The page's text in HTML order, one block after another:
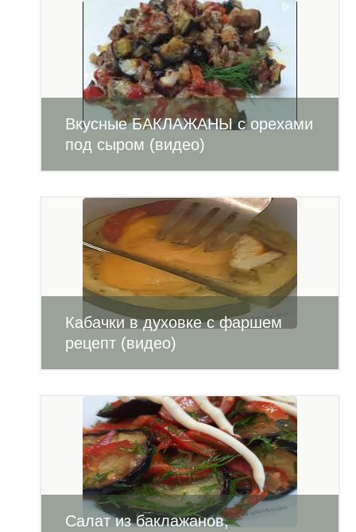
Вкусные БАКЛАЖАНЫ с орехами
под сыром (видео)
Кабачки в духовке с фаршем
рецепт (видео)
Салат из баклажанов,